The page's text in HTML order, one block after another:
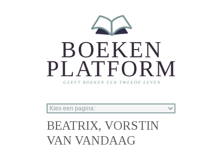
BEATRIX, VORSTIN
VAN VANDAAG